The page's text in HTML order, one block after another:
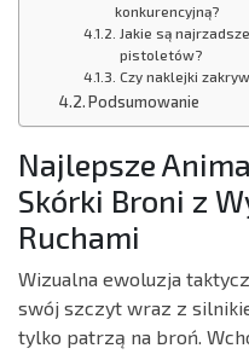
konkurencyjną?
Jakie są
pistoletów?
Czy naklejki
Podsumowanie
Najlepsze
Skórki Broni z
Ruchami
Wizualna ewoluzja
swój szczyt wraz z
tylko patrzą na broń.